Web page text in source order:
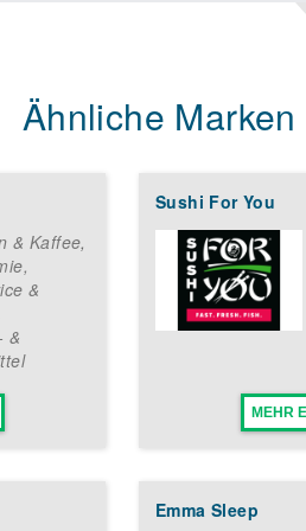
Unternehmen mit HOFLADEN
einer starken Marke, die für
Ähnliche
& Kaffee,
&
&
Sushi For You
MEHR
Emma Sleep